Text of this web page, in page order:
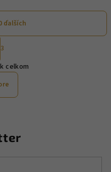
ďalších
e
3
celkom